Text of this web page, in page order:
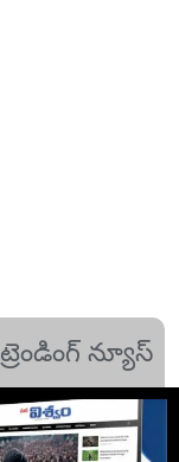
ట్రెండింగ్ న్యూస్